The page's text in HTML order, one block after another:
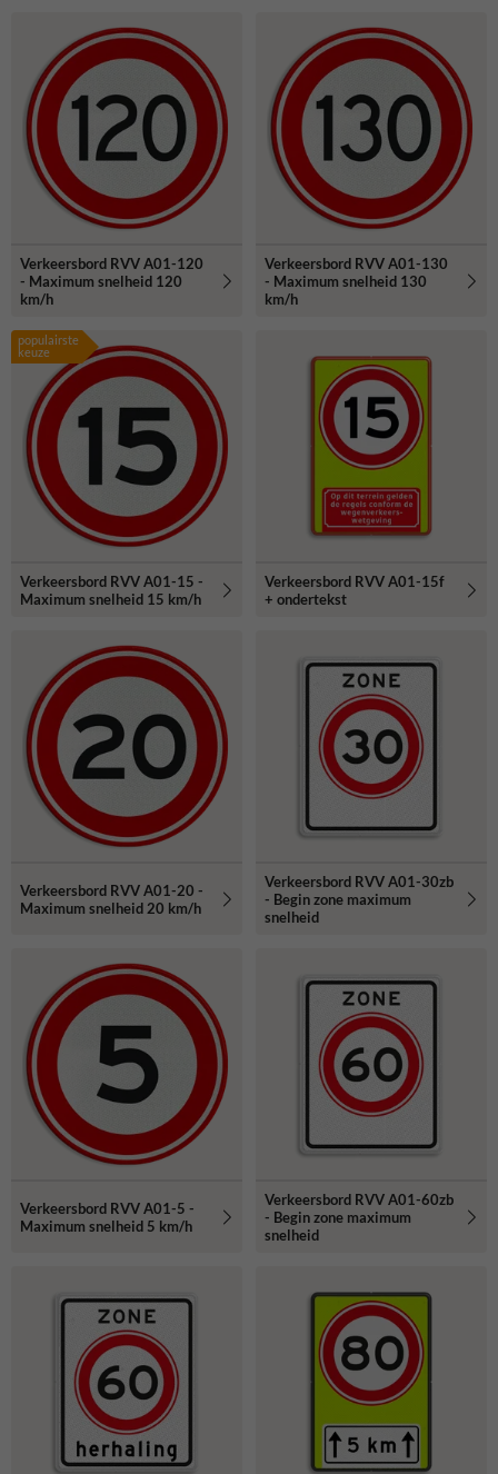
Verkeersbord RVV A01-120
- Maximum snelheid 120
km/h
Verkeersbord RVV A01-130
- Maximum snelheid 130
km/h
populairste
keuze
Verkeersbord RVV A01-15 -
Maximum snelheid 15 km/h
Verkeersbord RVV A01-15f
+ ondertekst
Verkeersbord RVV A01-20 -
Maximum snelheid 20 km/h
Verkeersbord RVV A01-30zb
- Begin zone maximum
snelheid
Verkeersbord RVV A01-5 -
Maximum snelheid 5 km/h
Verkeersbord RVV A01-60zb
- Begin zone maximum
snelheid